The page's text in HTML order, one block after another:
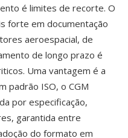
é limites de recorte. O
forte em documentação
aeroespacial, de
de longo prazo é
Uma vantagem é a
padrão ISO, o CGM
por especificação,
garantida entre
do formato em